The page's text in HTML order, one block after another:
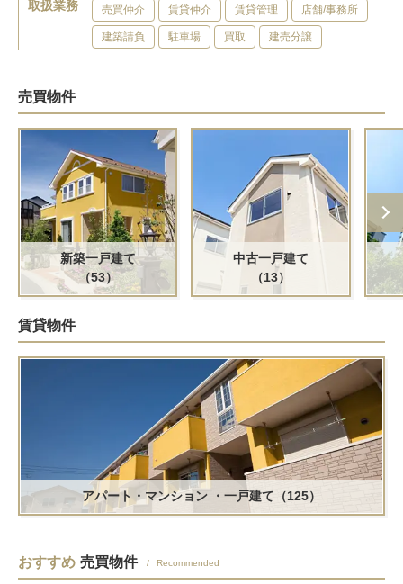
取扱業務 売買仲介 賃貸仲介 賃貸管理 店舗/事務所
建築請負 駐車場 買取 建売分譲
売買物件
新築一戸建て
（53）
中古一戸建て
（13）
賃貸物件
アパート・マンション ・一戸建て（125）
おすすめ 売買物件 Recommended